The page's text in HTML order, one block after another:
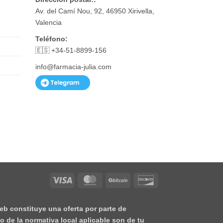
Av. del Camí Nou, 92, 46950 Xirivella,
Valencia
Teléfono:
🇪🇸 +34-51-8899-156
info@farmacia-julia.com
Visa MasterCardBitCoin
constituye una oferta por parte de
de la normativa local aplicable son de tu